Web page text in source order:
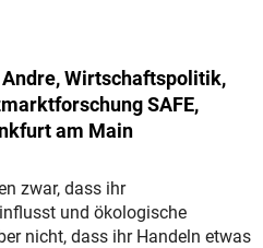
Wirtschaftspolitik,
SAFE,
am Main
zwar, dass ihr
und ökologische
nicht, dass ihr Handeln etwas